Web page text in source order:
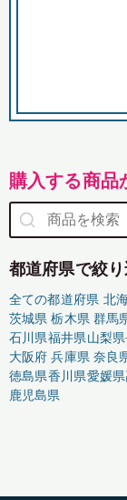
購入する商品
都道府県で絞
全ての都道府県 北
茨城県 栃木県 群馬
石川県福井県山梨県
大阪府 兵庫県 奈良
徳島県香川県愛媛県
鹿児島県